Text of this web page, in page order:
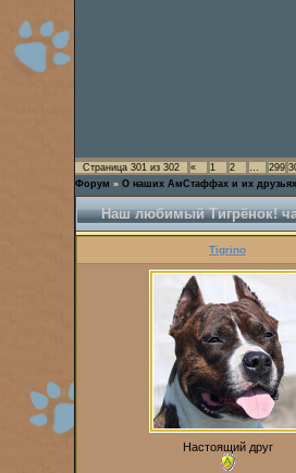
Страница 301 из 302 « 1 2 … 299
Форум » О наших АмСтаффах и их друзьях
Наш любимый Тигрёнок!
Tigrino
Настоящий друг